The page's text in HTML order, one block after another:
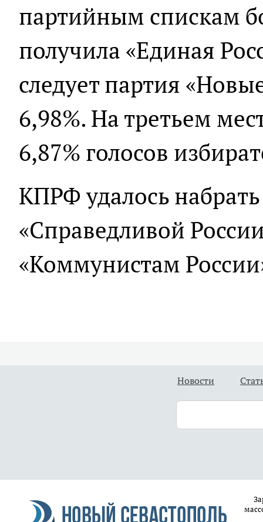
партийным спискам
получила «Единая
следует партия
6,98%. На третьем
6,87% голосов
КПРФ удалось набрать
«Справедливой
«Коммунистам
Новости